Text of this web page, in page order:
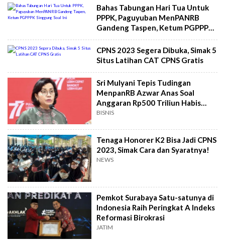
Bahas Tabungan Hari Tua Untuk
PPPK, Paguyuban MenPANRB
Gandeng Taspen, Ketum PGPPPK
Singgung Soal Ini
CPNS 2023 Segera Dibuka, Simak 5
Situs Latihan CAT CPNS Gratis
Sri Mulyani Tepis Tudingan
MenpanRB Azwar Anas Soal
Anggaran Rp500 Triliun Habis
Buat Rapat dan Studi Banding
BISNIS
Tenaga Honorer K2 Bisa Jadi CPNS
2023, Simak Cara dan Syaratnya!
NEWS
Pemkot Surabaya Satu-satunya di
Indonesia Raih Peringkat A Indeks
Reformasi Birokrasi
JATIM